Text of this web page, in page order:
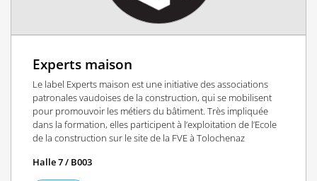
Experts maison
Le label Experts maison est une initiative des associations
patronales vaudoises de la construction, qui se mobilisent
pour promouvoir les métiers du bâtiment. Très impliquée
dans la formation, elles participent à l’exploitation de l’Ecole
de la construction sur le site de la FVE à Tolochenaz
Halle 7 / B003